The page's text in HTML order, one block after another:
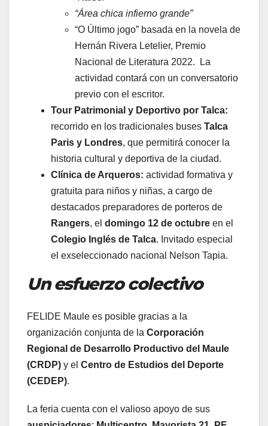
“Área chica infierno grande”
“O Último jogo” basada en la novela de
Hernán Rivera Letelier, Premio
Nacional de Literatura 2022. La
actividad contará con un conversatorio
previo con el escritor.
Tour Patrimonial y Deportivo por Talca:
recorrido en los tradicionales buses Talca
Paris y Londres, que permitirá conocer la
historia cultural y deportiva de la ciudad.
Clínica de Arqueros: actividad formativa y
gratuita para niños y niñas, a cargo de
destacados preparadores de porteros de
Rangers, el domingo 12 de octubre en el
Colegio Inglés de Talca. Invitado especial
el exseleccionado nacional Nelson Tapia.
Un esfuerzo colectivo
FELIDE Maule es posible gracias a la
organización conjunta de la Corporación
Regional de Desarrollo Productivo del Maule
(CRDP) y el Centro de Estudios del Deporte
(CEDEP).
La feria cuenta con el valioso apoyo de sus